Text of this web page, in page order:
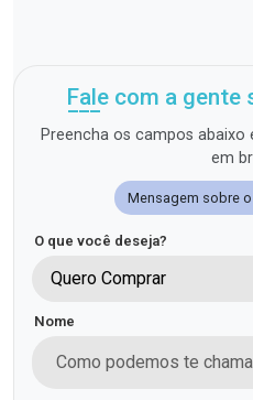
Fale com a gente
Preencha os campos
em
Mensagem sobre o
O que você deseja?
Quero Comprar
Nome